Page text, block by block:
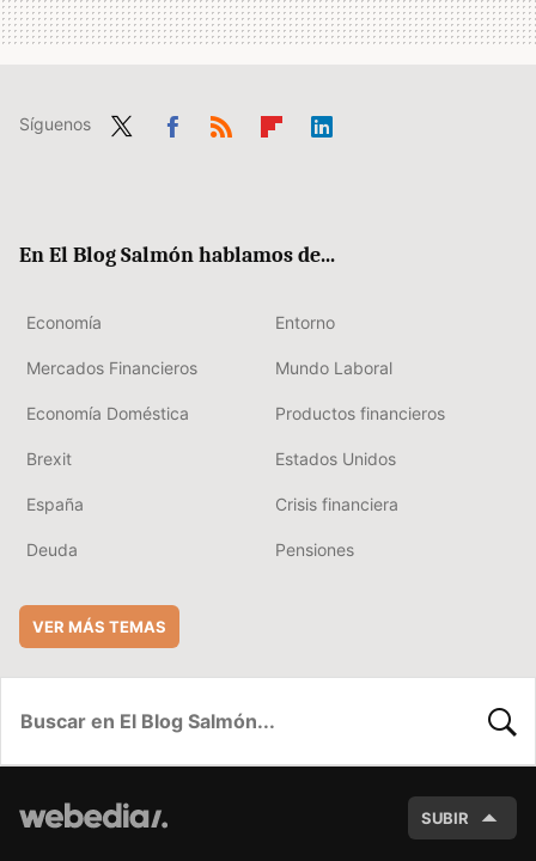
Síguenos
En El Blog Salmón hablamos de...
Economía Entorno
Mercados Financieros Mundo Laboral
Economía Doméstica Productos financieros
Brexit Estados Unidos
España Crisis financiera
Deuda Pensiones
VER MÁS TEMAS
SUBIR